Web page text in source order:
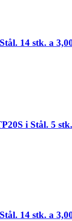
14 stk. a
i Stål. 5
14 stk. a